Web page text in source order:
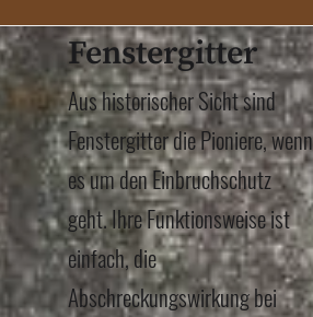
Fenstergitter
Aus historischer Sicht sind
Fenstergitter die Pioniere, wenn
es um den Einbruchschutz
geht. Ihre Funktionsweise ist
einfach, die
Abschreckungswirkung bei